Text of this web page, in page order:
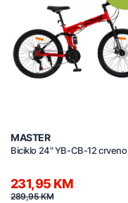
MASTER
Biciklo 24" YB-CB-12 crveno
231,95 KM
289,95 KM